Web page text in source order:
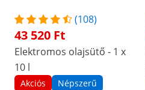
(108)
43 520 Ft
Elektromos olajsütő - 1 x
10 l
Akciós Népszerű